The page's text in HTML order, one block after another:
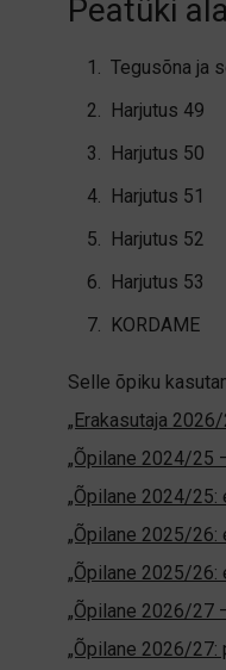
Peatüki
Tegusõna ja
Harjutus 49
Harjutus 50
Harjutus 51
Harjutus 52
Harjutus 53
KORDAME
Selle õpiku
„Erakasutaja 2026/
„Õpilane 2024/25
„Õpilane 2024/25:
„Õpilane 2025/
„Õpilane 2025/26:
„Õpilane 2026/27
„Õpilane 2026/27: